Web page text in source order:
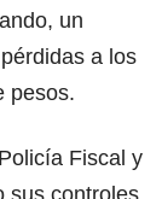
un
a los
pesos.
Fiscal y
sus controles